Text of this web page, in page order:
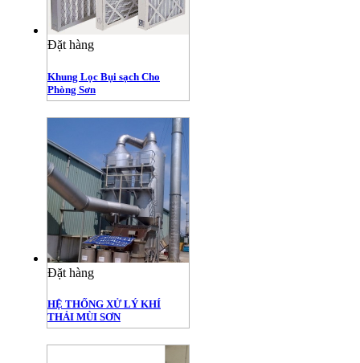
Đặt hàng
Khung Lọc Bụi sạch Cho
Phòng Sơn
Đặt hàng
HỆ THỐNG XỬ LÝ KHÍ
THẢI MÙI SƠN